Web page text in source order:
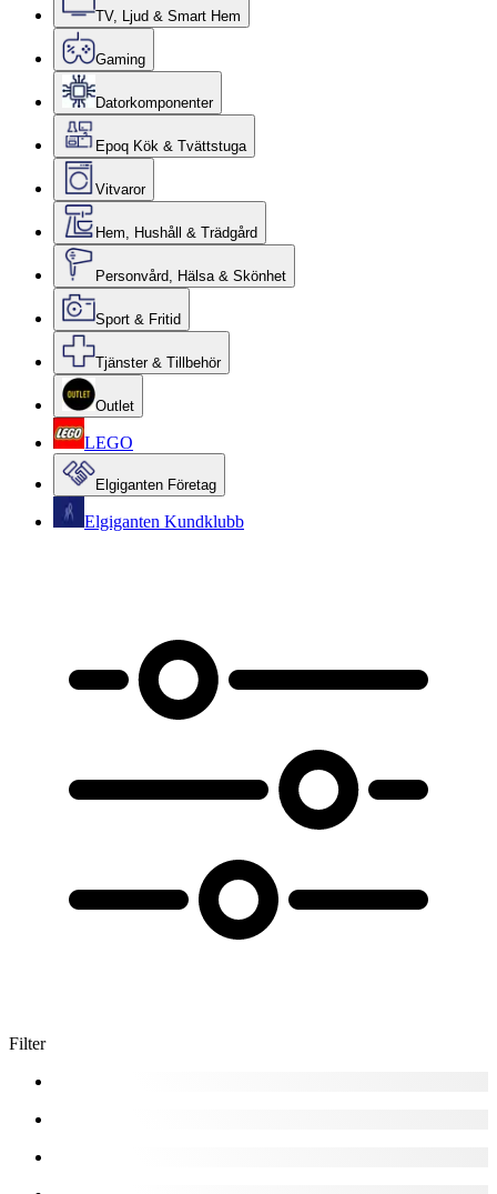
TV, Ljud & Smart Hem
Gaming
Datorkomponenter
Epoq Kök & Tvättstuga
Vitvaror
Hem, Hushåll & Trädgård
Personvård, Hälsa & Skönhet
Sport & Fritid
Tjänster & Tillbehör
Outlet
LEGO
Elgiganten Företag
Elgiganten Kundklubb
Filter